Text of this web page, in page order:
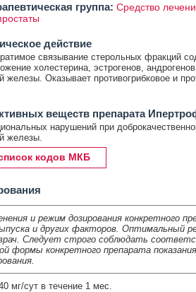
группа: Средство
действие
связывание стерольных фракций
холестерина, эстрогенов,
железы. Оказывает противогрибковое и
веществ препарата
нарушений при
железы.
кодов МКБ
и режим дозирования конкретного
и других факторов. Оптимальный
Следует строго соблюдать
формы конкретного препарата
мг/сут в течение 1 мес.